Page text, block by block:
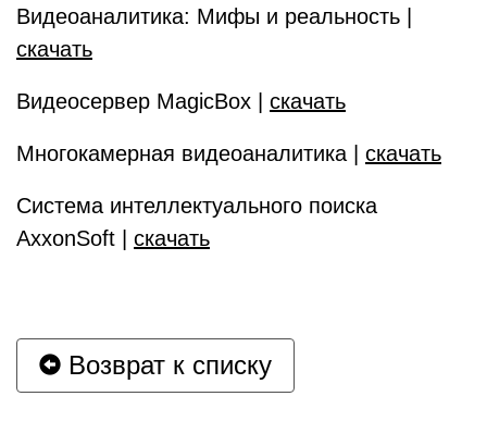
Видеоаналитика: Мифы и реальность |
скачать
Видеосервер MagicBox | скачать
Многокамерная видеоаналитика | скачать
Система интеллектуального поиска
AxxonSoft | скачать
Возврат к списку